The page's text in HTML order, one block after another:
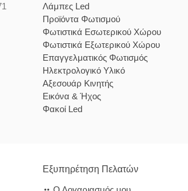
Λάμπες Led
Προϊόντα Φωτισμού
Φωτιστικά Εσωτερικού Χώρου
Φωτιστικά Εξωτερικού Χώρου
Επαγγελματικός Φωτισμός
Ηλεκτρολογικό Υλικό
Αξεσουάρ Κινητής
Εικόνα & Ήχος
Φακοί Led
Εξυπηρέτηση Πελατών